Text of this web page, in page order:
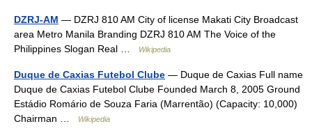
DZRJ-AM — DZRJ 810 AM City of license Makati City Broadcast
area Metro Manila Branding DZRJ 810 AM The Voice of the
Philippines Slogan Real …
Wikipedia
Duque de Caxias Futebol Clube — Duque de Caxias Full name
Duque de Caxias Futebol Clube Founded March 8, 2005 Ground
Estádio Romário de Souza Faria (Marrentão) (Capacity: 10,000)
Chairman …
Wikipedia